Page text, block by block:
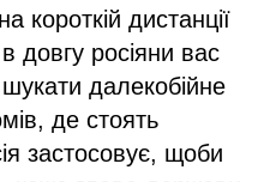
короткій дистанції
довгу росіяни вас
далекобійне
де стоять
застосовує, щоби